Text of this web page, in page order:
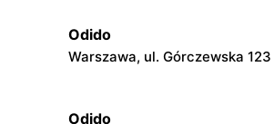
Odido
Warszawa, ul. Górczewska 123
Odido